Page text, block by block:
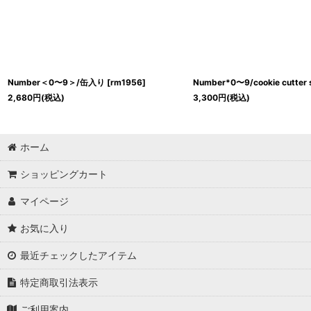
Number＜0〜9＞/缶入り [rm1956]
2,680円(税込)
Number*0〜9/cookie cutter
3,300円(税込)
ホーム
ショッピングカート
マイページ
お気に入り
最近チェックしたアイテム
特定商取引法表示